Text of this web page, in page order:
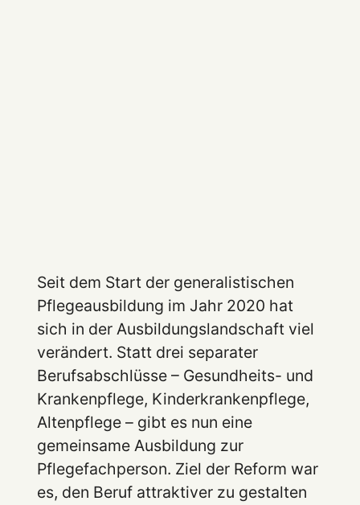
Seit dem Start der generalistischen
Pflegeausbildung im Jahr 2020 hat
sich in der Ausbildungslandschaft viel
verändert. Statt drei separater
Berufsabschlüsse – Gesundheits- und
Krankenpflege, Kinderkrankenpflege,
Altenpflege – gibt es nun eine
gemeinsame Ausbildung zur
Pflegefachperson. Ziel der Reform war
es, den Beruf attraktiver zu gestalten